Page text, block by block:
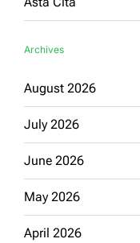
Archives
August 2026
July 2026
June 2026
May 2026
April 2026